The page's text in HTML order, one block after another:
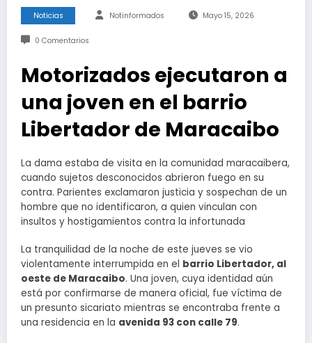
Noticias Notinformados Mayo 15, 2026
0 Comentarios
Motorizados ejecutaron a
una joven en el barrio
Libertador de Maracaibo
La dama estaba de visita en la comunidad maracaibera,
cuando sujetos desconocidos abrieron fuego en su
contra. Parientes exclamaron justicia y sospechan de un
hombre que no identificaron, a quien vinculan con
insultos y hostigamientos contra la infortunada
La tranquilidad de la noche de este jueves se vio
violentamente interrumpida en el barrio Libertador, al
oeste de Maracaibo. Una joven, cuya identidad aún
está por confirmarse de manera oficial, fue víctima de
un presunto sicariato mientras se encontraba frente a
una residencia en la avenida 93 con calle 79.